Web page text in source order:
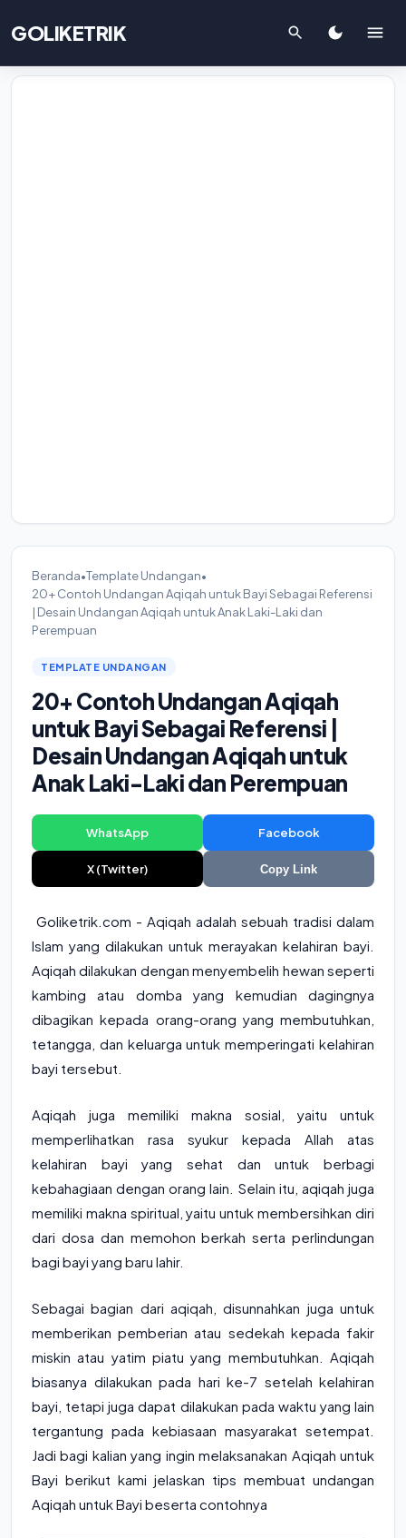
GOLIKETRIK
Beranda•Template Undangan•
20+ Contoh Undangan Aqiqah untuk Bayi Sebagai Referensi
| Desain Undangan Aqiqah untuk Anak Laki-Laki dan
Perempuan
TEMPLATE UNDANGAN
20+ Contoh Undangan Aqiqah
untuk Bayi Sebagai Referensi |
Desain Undangan Aqiqah untuk
Anak Laki-Laki dan Perempuan
WhatsApp Facebook
X (Twitter) Copy Link
Goliketrik.com - Aqiqah adalah sebuah tradisi dalam
Islam yang dilakukan untuk merayakan kelahiran bayi.
Aqiqah dilakukan dengan menyembelih hewan seperti
kambing atau domba yang kemudian dagingnya
dibagikan kepada orang-orang yang membutuhkan,
tetangga, dan keluarga untuk memperingati kelahiran
bayi tersebut.
Aqiqah juga memiliki makna sosial, yaitu untuk
memperlihatkan rasa syukur kepada Allah atas
kelahiran bayi yang sehat dan untuk berbagi
kebahagiaan dengan orang lain. Selain itu, aqiqah juga
memiliki makna spiritual, yaitu untuk membersihkan diri
dari dosa dan memohon berkah serta perlindungan
bagi bayi yang baru lahir.
Sebagai bagian dari aqiqah, disunnahkan juga untuk
memberikan pemberian atau sedekah kepada fakir
miskin atau yatim piatu yang membutuhkan. Aqiqah
biasanya dilakukan pada hari ke-7 setelah kelahiran
bayi, tetapi juga dapat dilakukan pada waktu yang lain
tergantung pada kebiasaan masyarakat setempat.
Jadi bagi kalian yang ingin melaksanakan Aqiqah untuk
Bayi berikut kami jelaskan tips membuat undangan
Aqiqah untuk Bayi beserta contohnya